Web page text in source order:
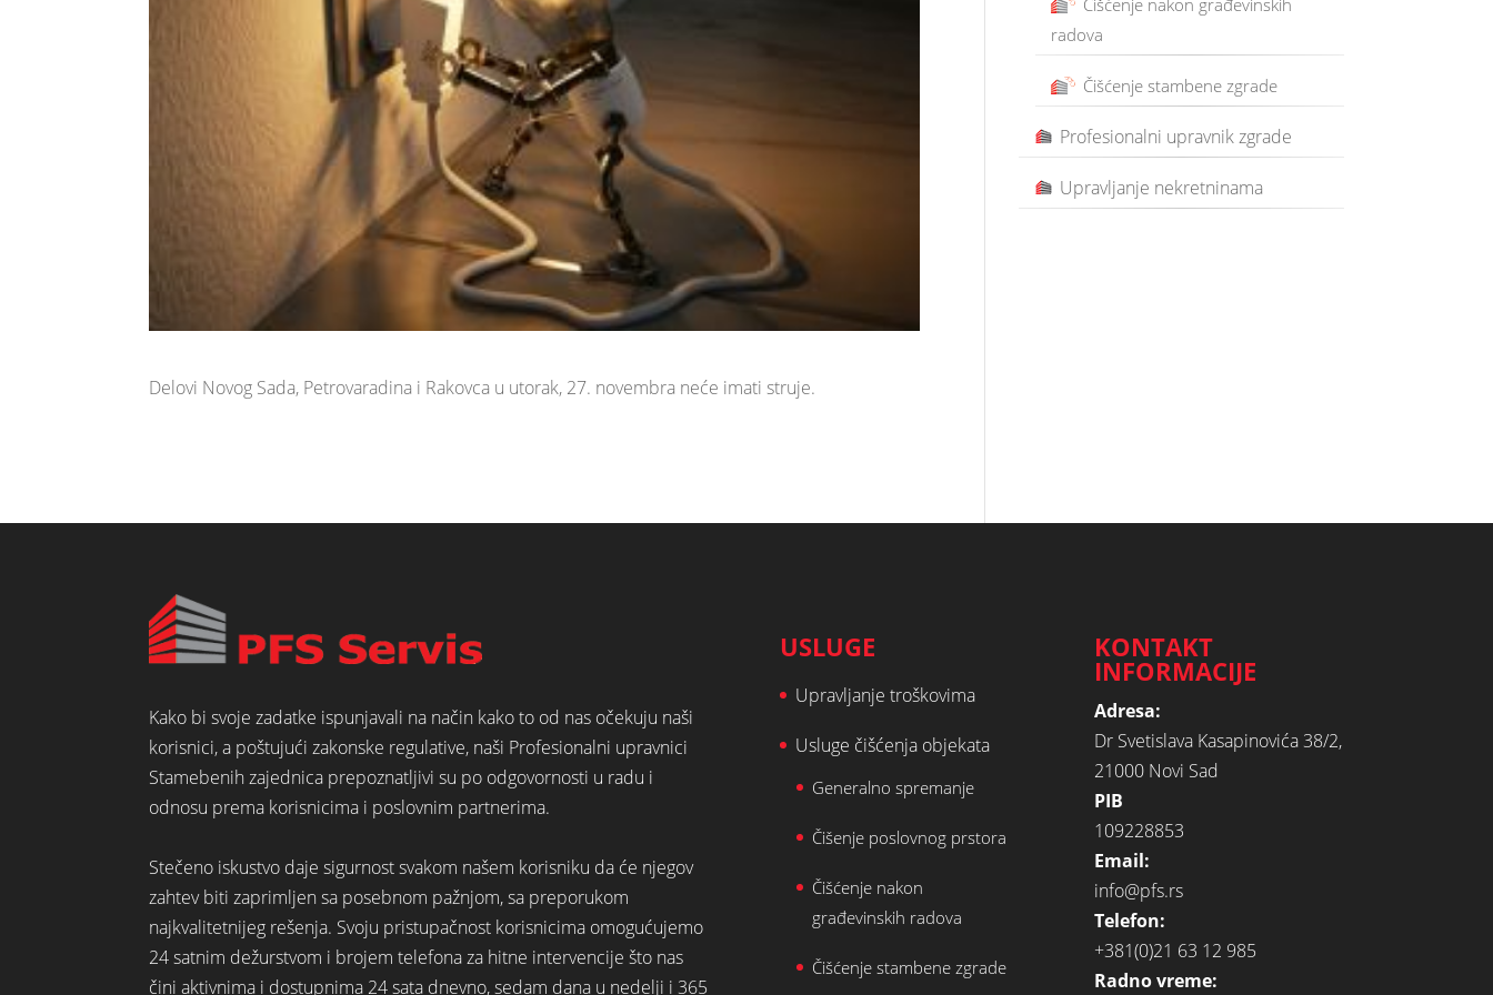
Delovi Novog Sada, Petrovaradina i Rakovca u utorak, 27. novembra neće imati struje.
Čišćenje nakon građevinskih
radova
Čišćenje stambene zgrade
Profesionalni upravnik zgrade
Upravljanje nekretninama
Kako bi svoje zadatke ispunjavali na način kako to od nas očekuju naši
korisnici, a poštujući zakonske regulative, naši Profesionalni upravnici
Stamebenih zajednica prepoznatljivi su po odgovornosti u radu i
odnosu prema korisnicima i poslovnim partnerima.
Stečeno iskustvo daje sigurnost svakom našem korisniku da će njegov
zahtev biti zaprimljen sa posebnom pažnjom, sa preporukom
najkvalitetnijeg rešenja. Svoju pristupačnost korisnicima omogućujemo
24 satnim dežurstvom i brojem telefona za hitne intervencije što nas
čini aktivnima i dostupnima 24 sata dnevno, sedam dana u nedelji i 365
USLUGE
Upravljanje troškovima
Usluge čišćenja objekata
Generalno spremanje
Čišenje poslovnog prstora
Čišćenje nakon
građevinskih radova
Čišćenje stambene zgrade
KONTAKT
INFORMACIJE
Adresa:
Dr Svetislava Kasapinovića 38/2,
21000 Novi Sad
PIB
109228853
Email:
info@pfs.rs
Telefon:
+381(0)21 63 12 985
Radno vreme: